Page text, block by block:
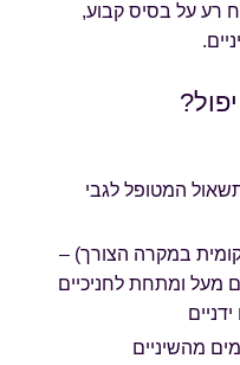
רע על בסיס קבוע,
המטופל לגבי
במקרה הצורך) –
מעל ומתחת לחניכיים
מהשיניים